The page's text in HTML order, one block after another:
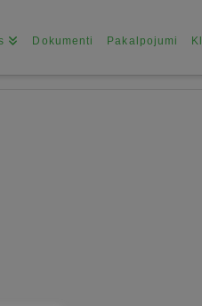
Dokumenti Pakalpojumi